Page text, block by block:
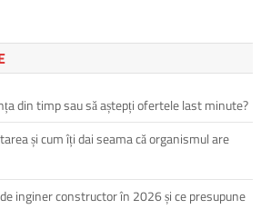
din timp sau să aștepți ofertele last minute?
și cum îți dai seama că organismul are
inginer constructor în 2026 și ce presupune